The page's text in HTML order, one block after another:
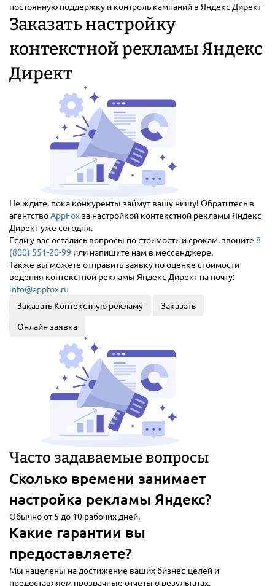
постоянную поддержку и контроль кампаний в Яндекс Директ
Заказать настройку
контекстной рекламы Яндекс
Директ
Не ждите, пока конкуренты займут вашу нишу! Обратитесь в
агентствоAppFoxза настройкой контекстной рекламы Яндекс
Директ уже сегодня.
Если у вас остались вопросы по стоимости и срокам, звоните 8
(800) 551-20-99 или напишите нам в мессенджере.
Также вы можете отправить заявку по оценке стоимости
ведения контекстной рекламы Яндекс Директ на почту:
info@appfox.ru
Заказать Контекстную рекламу
Заказать
Онлайн заявка
Часто задаваемые вопросы
Сколько времени занимает
настройка рекламы Яндекс?
Обычно от 5 до 10 рабочих дней.
Какие гарантии вы
предоставляете?
Мы нацелены на достижение ваших бизнес-целей и
предоставляем прозрачные отчеты о результатах.